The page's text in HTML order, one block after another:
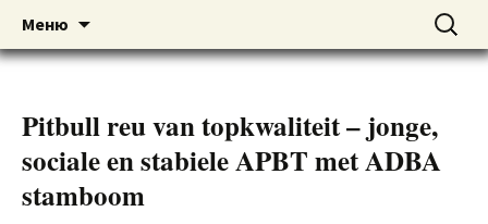
DOGNIK BULLS
American pitbull terrier kennel DOGNIK
BULLS Europe. ADBA registered. APBT
Меню
содержимому
Найти:
Pitbull reu van topkwaliteit – jonge,
sociale en stabiele APBT met ADBA
stamboom